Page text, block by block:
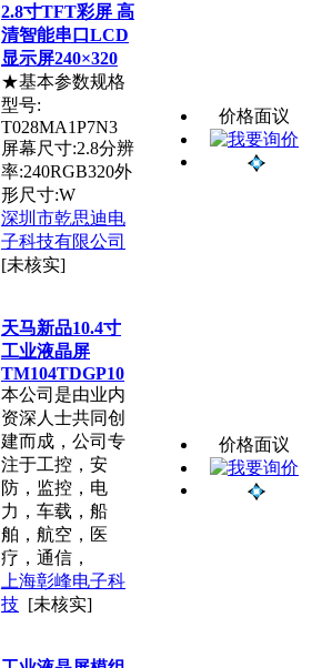
2.8寸TFT彩屏 高
清智能串口LCD
显示屏240×320
★基本参数规格
型号:
T028MA1P7N3
屏幕尺寸:2.8分辨
率:240RGB320外
形尺寸:W
深圳市乾思迪电
子科技有限公司
[未核实]
价格面议
天马新品10.4寸
工业液晶屏
TM104TDGP10
本公司是由业内
资深人士共同创
建而成，公司专
注于工控，安
防，监控，电
力，车载，船
舶，航空，医
疗，通信，
上海彰峰电子科
技 [未核实]
价格面议